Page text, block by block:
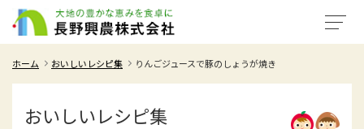
ホーム おいしいレシピ集 りんごジュースで豚のしょうが焼き
おいしいレシピ集